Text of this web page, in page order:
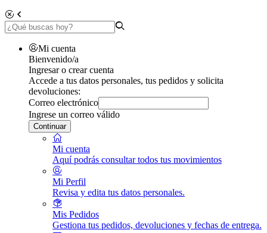
Mi cuenta
Bienvenido/a
Ingresar o crear cuenta
Accede a tus datos personales, tus pedidos y solicita
devoluciones:
Correo electrónico
Ingrese un correo válido
Continuar
Mi cuenta
Aquí podrás consultar todos tus movimientos
Mi Perfil
Revisa y edita tus datos personales.
Mis Pedidos
Gestiona tus pedidos, devoluciones y fechas de entrega.